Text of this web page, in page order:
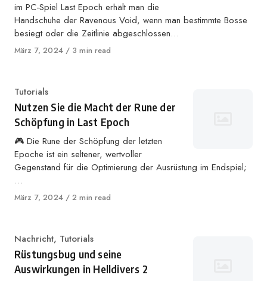
im PC-Spiel Last Epoch erhält man die
Handschuhe der Ravenous Void, wenn man bestimmte Bosse
besiegt oder die Zeitlinie abgeschlossen…
Veröffentlicht
März 7, 2024 3 min read
Kategorie
Tutorials
Nutzen Sie die Macht der Rune der
Schöpfung in Last Epoch
🎮 Die Rune der Schöpfung der letzten
Epoche ist ein seltener, wertvoller
Gegenstand für die Optimierung der Ausrüstung im Endspiel;
…
Veröffentlicht
März 7, 2024 2 min read
Kategorie
Nachricht, Tutorials
Rüstungsbug und seine
Auswirkungen in Helldivers 2